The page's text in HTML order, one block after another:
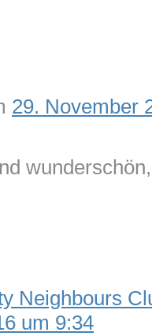
29. November
Neighbours
um 9:34